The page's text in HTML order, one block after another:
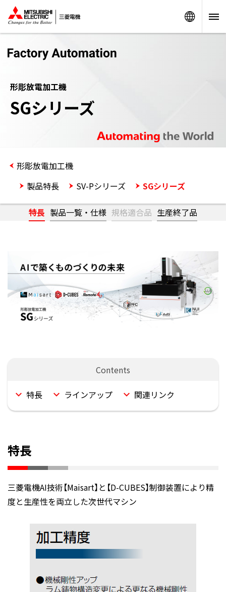
形彫放電加工機
SGシリーズ
形彫放電加工機
製品特長
SV-Pシリーズ SGシリーズ
特長 製品一覧・仕様 規格適合品 生産終了品
特長 ラインアップ 関連リンク
特長
三菱電機AI技術【Maisart】と【D-CUBES】制御装置により精
度と生産性を両立した次世代マシン